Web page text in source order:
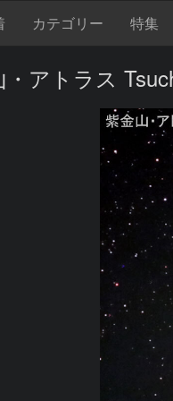
カテゴリー 特集
アトラス